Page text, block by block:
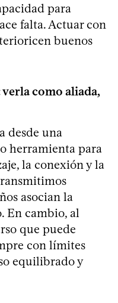
para
falta. Actuar con
buenos
como aliada,
desde una
herramienta para
la conexión y la
asocian la
En cambio, al
que puede
con límites
equilibrado y